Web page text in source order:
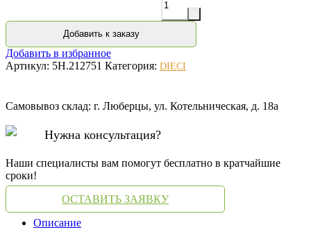
Добавить к заказу
Добавить в избранное
Артикул: 5H.212751 Категория: DIECI
Самовывоз склад: г. Люберцы, ул. Котельническая, д. 18а
Нужна консультация?
Наши специалисты вам помогут бесплатно в кратчайшие
сроки!
ОСТАВИТЬ ЗАЯВКУ
Описание